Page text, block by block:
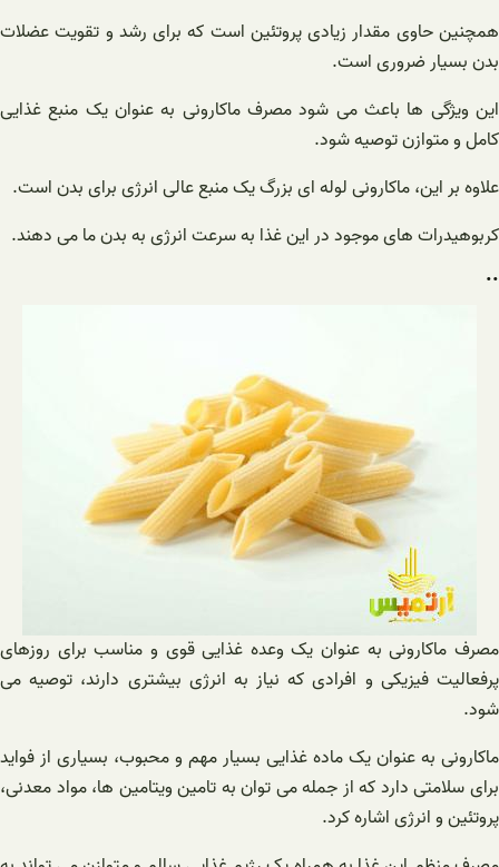
همچنین حاوی مقدار زیادی پروتئین است که برای رشد و تقویت عضلات
بدن بسیار ضروری است.
این ویژگی ها باعث می شود مصرف ماکارونی به عنوان یک منبع غذایی
کامل و متوازن توصیه شود.
علاوه بر این، ماکارونی لوله ای بزرگ یک منبع عالی انرژی برای بدن است.
کربوهیدرات های موجود در این غذا به سرعت انرژی به بدن ما می دهند.
..
مصرف ماکارونی به عنوان یک وعده غذایی قوی و مناسب برای روزهای
پرفعالیت فیزیکی و افرادی که نیاز به انرژی بیشتری دارند، توصیه می
شود.
ماکارونی به عنوان یک ماده غذایی بسیار مهم و محبوب، بسیاری از فواید
برای سلامتی دارد که از جمله می توان به تامین ویتامین ها، مواد معدنی،
پروتئین و انرژی اشاره کرد.